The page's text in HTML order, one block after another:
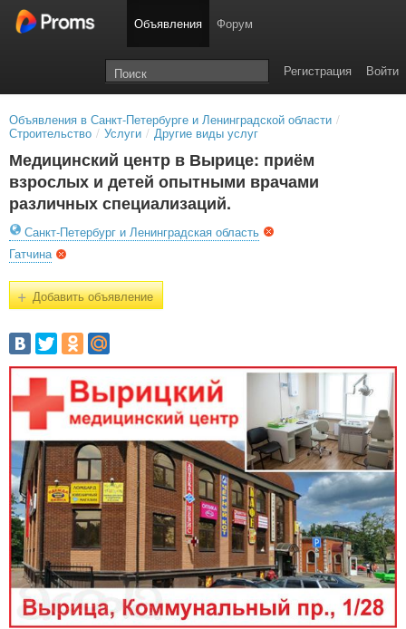
Объявления Форум
Войти
Регистрация
Объявления в Санкт-Петербурге и Ленинградской области /
Строительство / Услуги / Другие виды услуг
Медицинский центр в Вырице: приём
взрослых и детей опытными врачами
различных специализаций.
Санкт-Петербург и Ленинградская область
Гатчина
+Добавить объявление